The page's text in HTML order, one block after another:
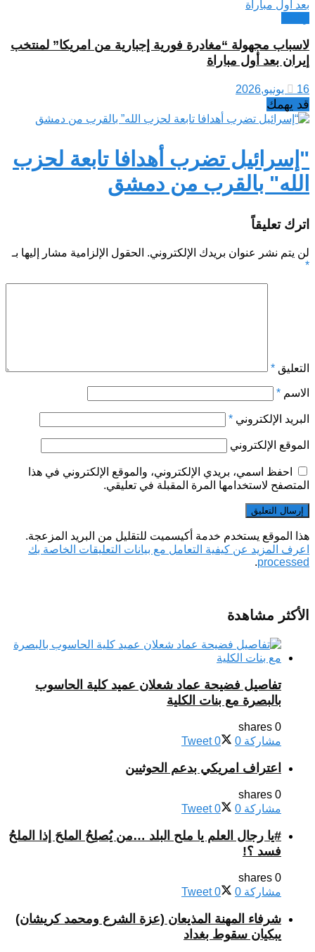
لاسباب مجهولة “مغادرة فورية إجبارية من امريكا” لمنتخب
إيران بعد أول مباراة
16 يونيو,2026
قد يهمك
"إسرائيل تضرب أهدافا تابعة لحزب
الله" بالقرب من دمشق
اترك تعليقاً
لن يتم نشر عنوان بريدك الإلكتروني. الحقول الإلزامية مشار إليها بـ
*
التعليق *
الاسم *
البريد الإلكتروني *
الموقع الإلكتروني
احفظ اسمي، بريدي الإلكتروني، والموقع الإلكتروني في هذا
المتصفح لاستخدامها المرة المقبلة في تعليقي.
هذا الموقع يستخدم خدمة أكيسميت للتقليل من البريد المزعجة.
اعرف المزيد عن كيفية التعامل مع بيانات التعليقات الخاصة بك
processed
.
الأكثر مشاهدة
تفاصيل فضيحة عماد شعلان عميد كلية الحاسوب
بالبصرة مع بنات الكلية
0 shares
مشاركة 0
Tweet 0
اعتراف امريكي بدعم الحوثيين
0 shares
مشاركة 0
Tweet 0
#يا رجال العلم يا ملح البلد …من يُصلِحُ الملحَ إذا الملحُ
فسد ؟!
0 shares
مشاركة 0
Tweet 0
شرفاء المهنة المذيعان (عزة الشرع ومحمد كريشان)
يبكيان سقوط بغداد